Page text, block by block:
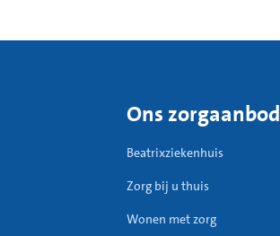
Ons zorgaanbod
Beatrixziekenhuis
Zorg bij u thuis
Wonen met zorg